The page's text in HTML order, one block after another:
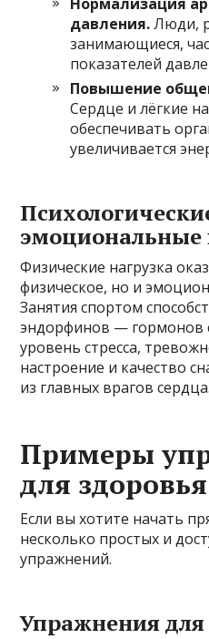
давления.Люди,
занимающиеся,
показателей
Повышение
Сердце и лёгкие
обеспечивать
увеличивается
Физические нагрузка
физическое, но и
Занятия спортом
эндорфинов — гормонов
уровень стресса,
настроение и качество
из главных врагов сердца.
Примеры
для
Если вы хотите начать
несколько простых и
упражнений.
Упражнения